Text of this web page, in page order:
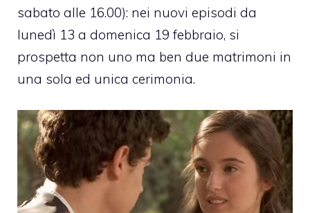
sabato alle 16.00): nei nuovi episodi da
lunedì 13 a domenica 19 febbraio, si
prospetta non uno ma ben due matrimoni in
una sola ed unica cerimonia.